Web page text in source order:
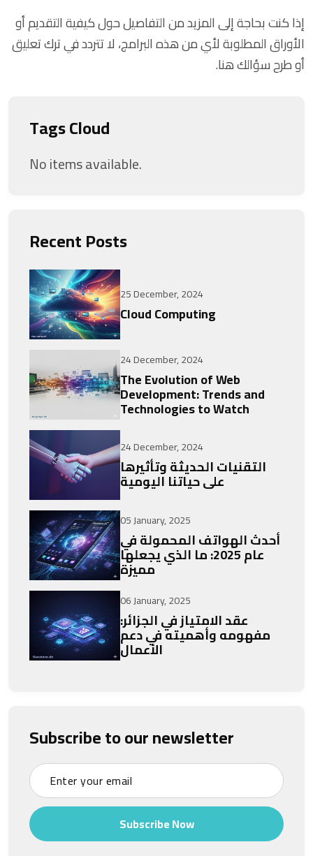
إذا كنت بحاجة إلى المزيد من التفاصيل حول كيفية التقديم أو
الأوراق المطلوبة لأي من هذه البرامج، لا تتردد في ترك تعليق
أو طرح سؤالك هنا.
Tags Cloud
No items available.
Recent Posts
25 December, 2024
Cloud Computing
24 December, 2024
The Evolution of Web
Development: Trends and
Technologies to Watch
24 December, 2024
التقنيات الحديثة وتأثيرها
على حياتنا اليومية
05 January, 2025
أحدث الهواتف المحمولة في
عام 2025: ما الذي يجعلها
مميزة
06 January, 2025
عقد الامتياز في الجزائر:
مفهومه وأهميته في دعم
الأعمال
Subscribe to our newsletter
Subscribe Now